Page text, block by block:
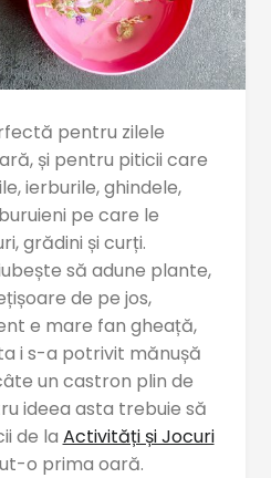
pentru zilele
și pentru piticii care
ierburile, ghindele,
pe care le
grădini și curți.
să adune plante,
de pe jos,
e mare fan gheață,
i s-a potrivit mănușă
un castron plin de
ideea asta trebuie să
de la Activități și Jocuri
o prima oară.